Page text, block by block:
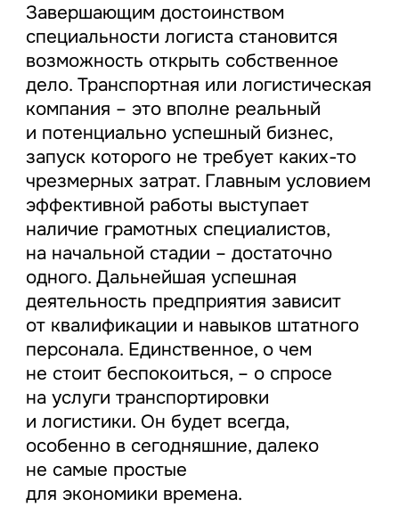
Завершающим достоинством
специальности логиста становится
возможность открыть собственное
дело. Транспортная или логистическая
компания – это вполне реальный
и потенциально успешный бизнес,
запуск которого не требует каких-то
чрезмерных затрат. Главным условием
эффективной работы выступает
наличие грамотных специалистов,
на начальной стадии – достаточно
одного. Дальнейшая успешная
деятельность предприятия зависит
от квалификации и навыков штатного
персонала. Единственное, о чем
не стоит беспокоиться, – о спросе
на услуги транспортировки
и логистики. Он будет всегда,
особенно в сегодняшние, далеко
не самые простые
для экономики времена.